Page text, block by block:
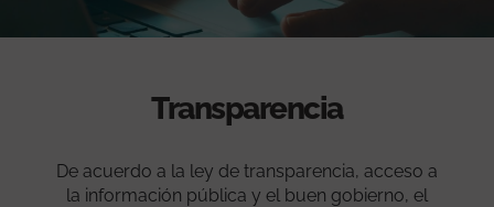
Transparencia
De acuerdo a la ley de transparencia, acceso a
la información pública y el buen gobierno, el